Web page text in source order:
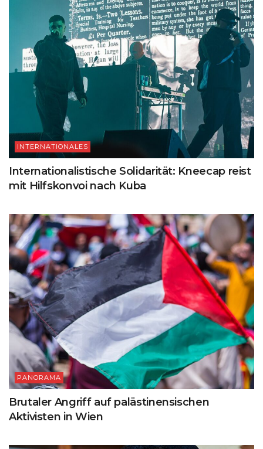
INTERNATIONALES
Internationalistische Solidarität: Kneecap reist
mit Hilfskonvoi nach Kuba
PANORAMA
Brutaler Angriff auf palästinensischen
Aktivisten in Wien